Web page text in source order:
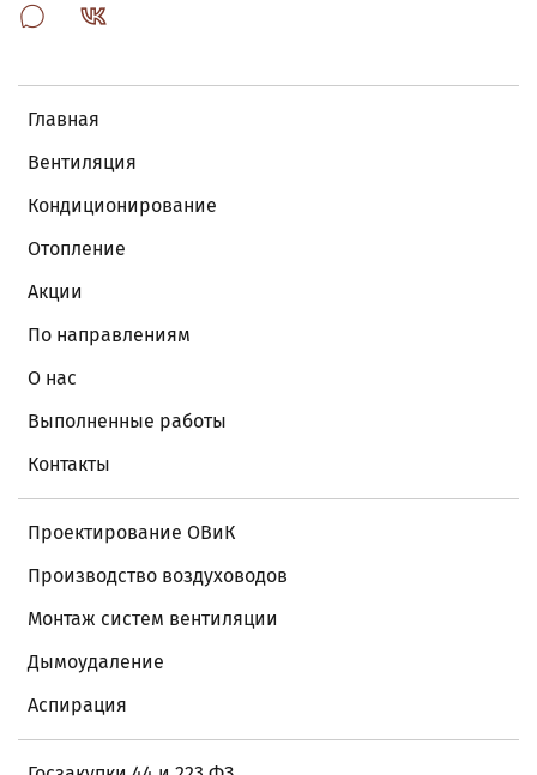
Главная
Вентиляция
Кондиционирование
Отопление
Акции
По направлениям
О нас
Выполненные работы
Контакты
Проектирование ОВиК
Производство воздуховодов
Монтаж систем вентиляции
Дымоудаление
Аспирация